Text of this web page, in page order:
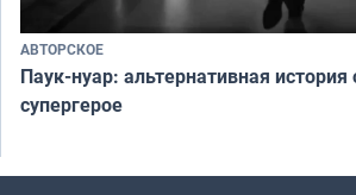
АВТОРСКОЕ
Паук-нуар: альтернативная
супергерое